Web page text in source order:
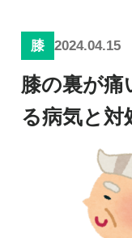
メニ
ひ
幹
幹
慢
再生
ドク
膝 2024.04.15
膝の裏が痛
る病気と対